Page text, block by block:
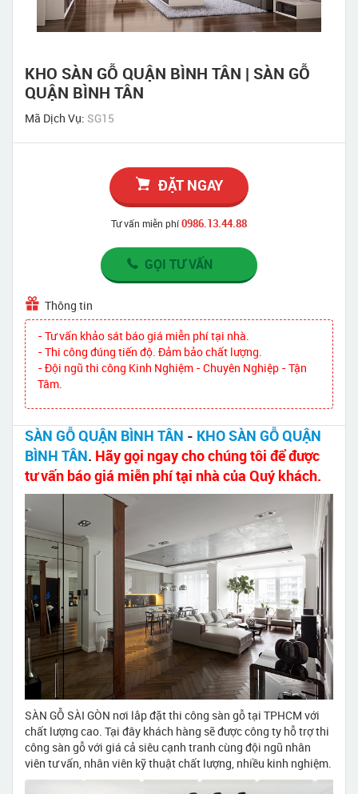
KHO SÀN GỖ QUẬN BÌNH TÂN | SÀN GỖ
QUẬN BÌNH TÂN
Mã Dịch Vụ: SG15
ĐẶT NGAY
Tư vấn miễn phí0986.13.44.88
GỌI TƯ VẤN
Thông tin
- Tư vấn khảo sát báo giá miễn phí tại nhà.
- Thi công đúng tiến độ. Đảm bảo chất lượng.
- Đội ngũ thi công Kinh Nghiệm - Chuyên Nghiệp - Tận
Tâm.
SÀN GỖ QUẬN BÌNH TÂN - KHO SÀN GỖ QUẬN
BÌNH TÂN. Hãy gọi ngay cho chúng tôi để được
tư vấn báo giá miễn phí tại nhà của Quý khách.
SÀN GỖ SÀI GÒN nơi lắp đặt thi công sàn gỗ tại TPHCM với
chất lượng cao. Tại đây khách hàng sẽ được công ty hỗ trợ thi
công sàn gỗ với giá cả siêu cạnh tranh cùng đội ngũ nhân
viên tư vấn, nhân viên kỹ thuật chất lượng, nhiều kinh nghiệm.